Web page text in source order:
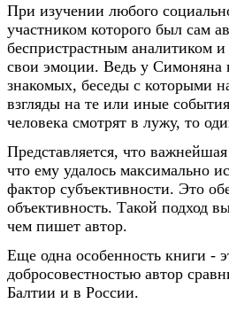
При изучении любого
участником которого был сам
беспристрастным аналитиком
свои эмоции. Ведь у Симоняна
знакомых, беседы с которыми
взгляды на те или иные
человека смотрят в лужу, то
Представляется, что
что ему удалось максимально
фактор субъективности. Это
объективность. Такой подход
чем пишет автор.
Еще одна особенность книги -
добросовестностью автор
Балтии и в России.